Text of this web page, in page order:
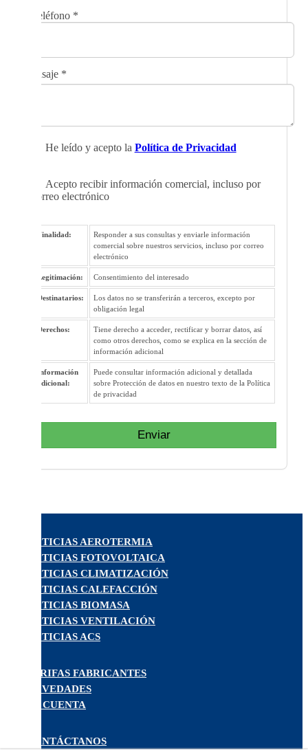
Teléfono *
Mensaje *
He leído y acepto la Política de Privacidad
Acepto recibir información comercial, incluso por
correo electrónico
Finalidad:
Responder a sus consultas y enviarle información
comercial sobre nuestros servicios, incluso por correo
electrónico
Legitimación: Consentimiento del interesado
Destinatarios:
Los datos no se transferirán a terceros, excepto por
obligación legal
Derechos:
Tiene derecho a acceder, rectificar y borrar datos, así
como otros derechos, como se explica en la sección de
información adicional
Información
adicional:
Puede consultar información adicional y detallada
sobre Protección de datos en nuestro texto de la Política
de privacidad
Enviar
NOTICIAS AEROTERMIA
NOTICIAS FOTOVOLTAICA
NOTICIAS CLIMATIZACIÓN
NOTICIAS CALEFACCIÓN
NOTICIAS BIOMASA
NOTICIAS VENTILACIÓN
NOTICIAS ACS
TARIFAS FABRICANTES
NOVEDADES
MI CUENTA
CONTÁCTANOS